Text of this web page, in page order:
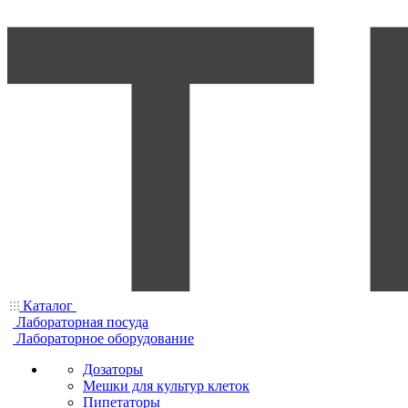
Каталог
Лабораторная посуда
Лабораторное оборудование
Дозаторы
Мешки для культур клеток
Пипетаторы